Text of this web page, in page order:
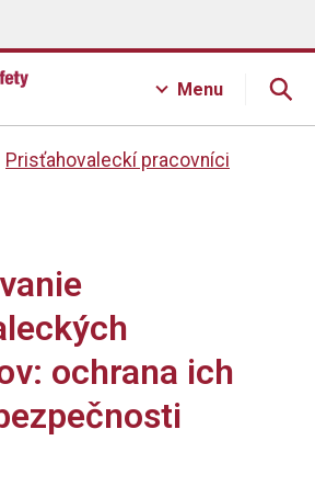
Menu
Prisťahovaleckí pracovníci
ochrana ich